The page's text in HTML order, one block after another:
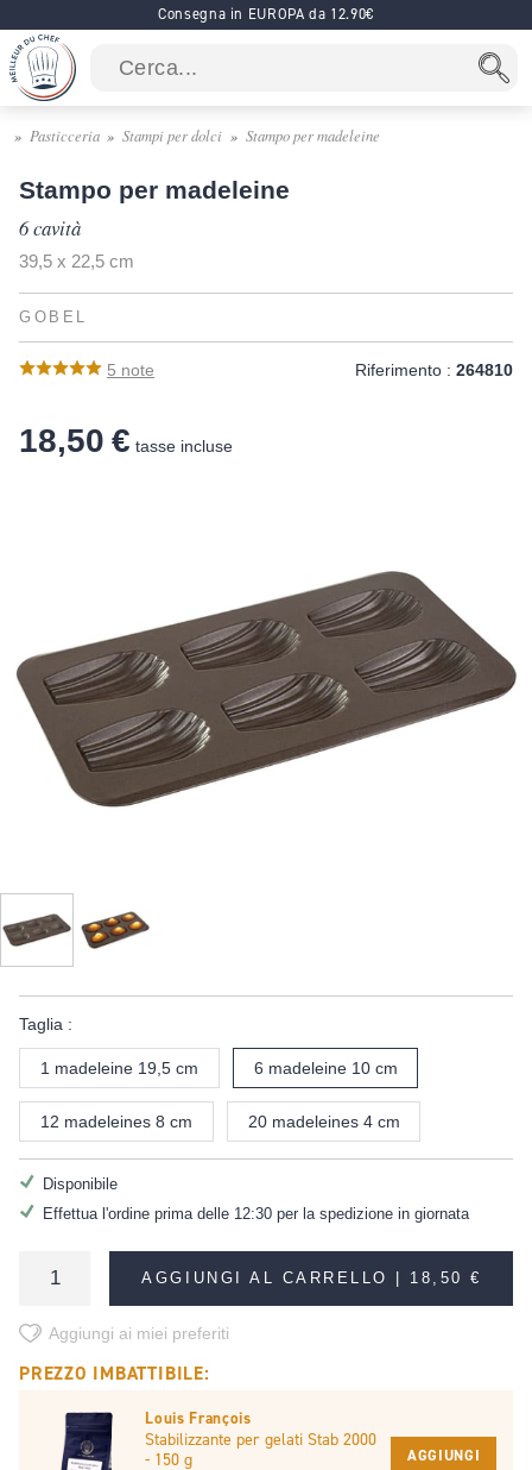
Consegna in EUROPA da 12.90€
Pasticceria Stampi per dolci Stampo per madeleine
Stampo per madeleine
6 cavità
39,5 x 22,5 cm
GOBEL
5 note Riferimento : 264810
18,50 € tasse incluse
Taglia :
1 madeleine 19,5 cm 6 madeleine 10 cm
12 madeleines 8 cm 20 madeleines 4 cm
Disponibile
Effettua l'ordine prima delle 12:30 per la spedizione in giornata
AGGIUNGI AL CARRELLO | 18,50 €
Aggiungi ai miei preferiti
PREZZO IMBATTIBILE:
Louis François
Stabilizzante per gelati Stab 2000
- 150 g
AGGIUNGI